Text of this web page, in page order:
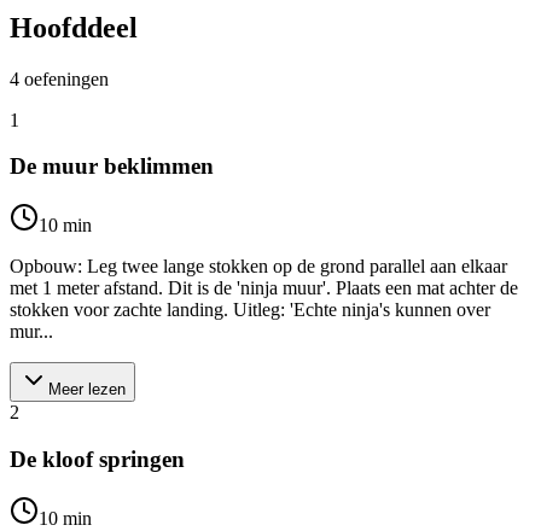
Hoofddeel
4 oefeningen
1
De muur beklimmen
10 min
Opbouw: Leg twee lange stokken op de grond parallel aan elkaar
met 1 meter afstand. Dit is de 'ninja muur'. Plaats een mat achter de
stokken voor zachte landing. Uitleg: 'Echte ninja's kunnen over
mur...
Meer lezen
2
De kloof springen
10 min